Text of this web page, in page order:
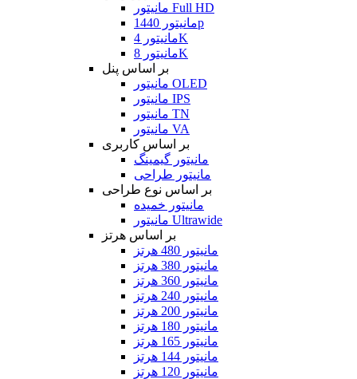
مانیتور Full HD
مانیتور 1440p
مانیتور 4K
مانیتور 8K
بر اساس پنل
مانیتور OLED
مانیتور IPS
مانیتور TN
مانیتور VA
بر اساس کاربری
مانیتور گیمینگ
مانیتور طراحی
بر اساس نوع طراحی
مانیتور خمیده
مانیتور Ultrawide
بر اساس هرتز
مانیتور 480 هرتز
مانیتور 380 هرتز
مانیتور 360 هرتز
مانیتور 240 هرتز
مانیتور 200 هرتز
مانیتور 180 هرتز
مانیتور 165 هرتز
مانیتور 144 هرتز
مانیتور 120 هرتز